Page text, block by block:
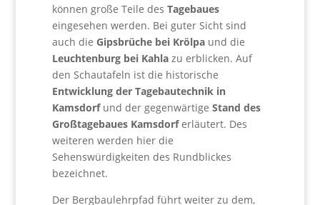
können große Teile des Tagebaues
eingesehen werden. Bei guter Sicht sind
auch die Gipsbrüche bei Krölpaund die
Leuchtenburg bei Kahlazu erblicken. Auf
den Schautafeln ist die historische
Entwicklung der Tagebautechnik in
Kamsdorfund der gegenwärtige Stand des
Großtagebaues Kamsdorferläutert. Des
weiteren werden hier die
Sehenswürdigkeiten des Rundblickes
bezeichnet.
Der Bergbaulehrpfad führt weiter zu dem,